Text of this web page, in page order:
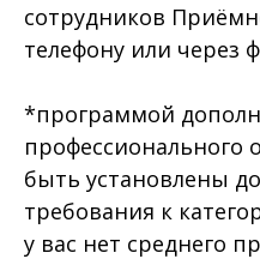
сотрудников
телефону или через
*программой
профессионального
быть установлены
требования к
у вас нет среднего